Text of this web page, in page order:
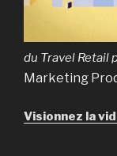
du Travel Retail
Marketing
Visionnez la